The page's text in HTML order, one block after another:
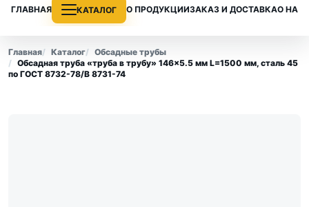
ГЛАВНАЯ КАТАЛОГ О ПРОДУКЦИИЗАКАЗ И ДОСТАВКАО НАС
Главная Каталог
Обсадные трубы
Обсадная труба «труба в трубу» 146×5.5 мм L=1500 мм, сталь 45
по ГОСТ 8732-78/В 8731-74